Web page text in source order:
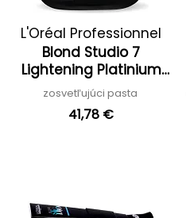
L'Oréal Professionnel
Blond Studio 7
Lightening Platinium
Plus Paste
zosvetľujúci pasta
41,78 €